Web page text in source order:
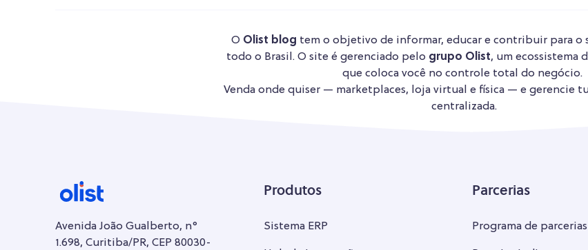
O Olist blog tem o objetivo de informar, educar e contribuir para o
todo o Brasil. O site é gerenciado pelo grupo Olist, um ecossistema
que coloca você no controle total do negócio.
Venda onde quiser — marketplaces, loja virtual e física — e gerencie
centralizada.
Avenida João Gualberto, n°
1.698, Curitiba/PR, CEP 80030-
Produtos
Sistema ERP
Parcerias
Programa de parcerias